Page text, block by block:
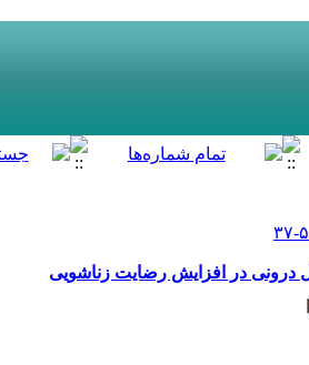
درونی در افزایش رضایت زناشویی